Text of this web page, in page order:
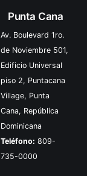
Punta Cana
Av. Boulevard 1ro.
de Noviembre 501,
Edificio Universal
piso 2, Puntacana
Village, Punta
Cana, República
Dominicana
Teléfono: 809-
735-0000